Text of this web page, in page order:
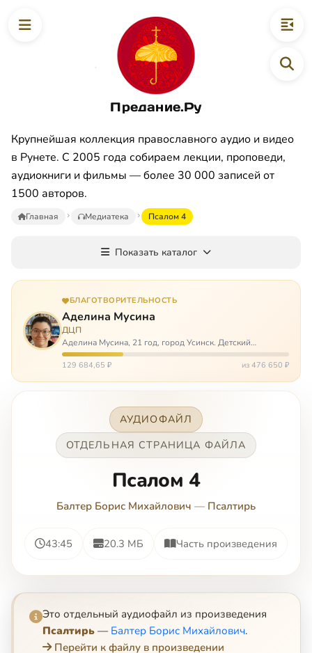
Предание.Ру
Крупнейшая коллекция православного аудио и видео
в Рунете. С 2005 года собираем лекции, проповеди,
аудиокниги и фильмы — более 30 000 записей от
1500 авторов.
Главная Медиатека Псалом 4
Показать каталог
БЛАГОТВОРИТЕЛЬНОСТЬ
Аделина Мусина
ДЦП
Аделина Мусина, 21 год, город Усинск. Детский
церебральный паралич, передвигается на ходунках или
коляске. Аделине требуется помощь, чтобы ноги
129 684,65 ₽ из 476 650 ₽
АУДИОФАЙЛ
ОТДЕЛЬНАЯ СТРАНИЦА ФАЙЛА
Псалом 4
Балтер Борис Михайлович — Псалтирь
43:45 20.3 МБ Часть произведения
Это отдельный аудиофайл из произведения
Псалтирь — Балтер Борис Михайлович.
Перейти к файлу в произведении